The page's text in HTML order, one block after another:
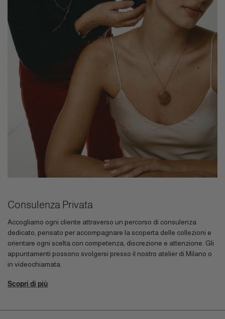
Consulenza Privata
Accogliamo ogni cliente attraverso un percorso di consulenza
dedicato, pensato per accompagnare la scoperta delle collezioni e
orientare ogni scelta con competenza, discrezione e attenzione. Gli
appuntamenti possono svolgersi presso il nostro atelier di Milano o
in videochiamata.
Scopri di più